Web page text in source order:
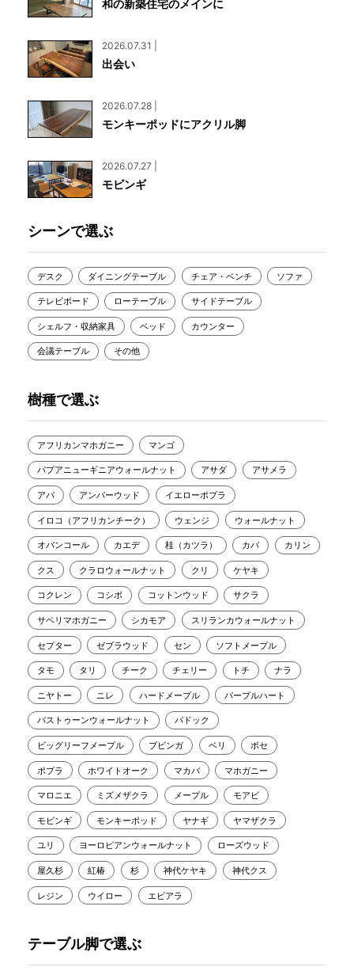
和の新築住宅のメインに
2026.07.31 |
出会い
2026.07.28 |
モンキーポッドにアクリル脚
2026.07.27 |
モビンギ
シーンで選ぶ
デスク ダイニングテーブル チェア・ベンチ ソファ
テレビボード ローテーブル サイドテーブル
シェルフ・収納家具 ベッド カウンター
会議テーブル その他
樹種で選ぶ
アフリカンマホガニー マンゴ
パプアニューギニアウォールナット アサダ アサメラ
アパ アンバーウッド イエローポプラ
イロコ（アフリカンチーク） ウェンジ ウォールナット
オバンコール カエデ 桂（カツラ） カバ カリン
クス クラロウォールナット クリ ケヤキ
コクレン コシポ コットンウッド サクラ
サペリマホガニー シカモア スリランカウォールナット
セプター ゼブラウッド セン ソフトメープル
タモ タリ チーク チェリー トチ ナラ
ニヤトー ニレ ハードメープル パープルハート
バストゥーンウォールナット パドック
ビッグリーフメープル ブビンガ ベリ ボセ
ポプラ ホワイトオーク マカバ マホガニー
マロニエ ミズメザクラ メープル モアビ
モビンギ モンキーポッド ヤナギ ヤマザクラ
ユリ ヨーロピアンウォールナット ローズウッド
屋久杉 紅椿 杉 神代ケヤキ 神代クス
レジン ウイロー エビアラ
テーブル脚で選ぶ